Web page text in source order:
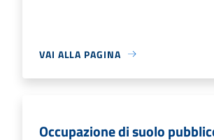
VAI ALLA PAGINA
Occupazione di suolo